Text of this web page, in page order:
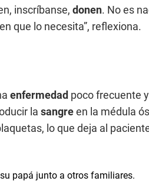
inscríbanse, donen. No es
que lo necesita”, reflexiona.
enfermedad poco frecuente
la sangreen la médula
lo que deja al